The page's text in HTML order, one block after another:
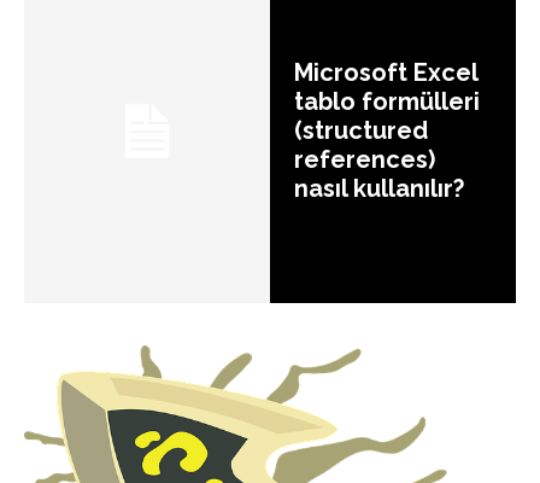
Microsoft Excel
tablo formülleri
(structured
references)
nasıl kullanılır?